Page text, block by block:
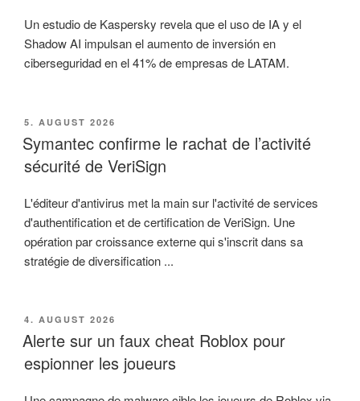
Un estudio de Kaspersky revela que el uso de IA y el
Shadow AI impulsan el aumento de inversión en
ciberseguridad en el 41% de empresas de LATAM.
VERÖFFENTLICHT
AM
5. AUGUST 2026
Symantec confirme le rachat de l’activité
sécurité de VeriSign
L'éditeur d'antivirus met la main sur l'activité de services
d'authentification et de certification de VeriSign. Une
opération par croissance externe qui s'inscrit dans sa
stratégie de diversification ...
VERÖFFENTLICHT
AM
4. AUGUST 2026
Alerte sur un faux cheat Roblox pour
espionner les joueurs